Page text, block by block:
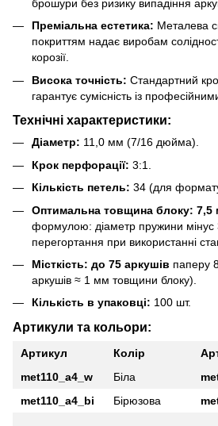
брошури без ризику випадіння
Преміальна естетика: Металева
покриттям надає виробам
корозії.
Висока точність: Стандартний
гарантує сумісність із
Технічні характеристики:
Діаметр: 11,0 мм (7/16 дюйма).
Крок перфорації: 3:1.
Кількість петель: 34 (для
Оптимальна товщина блоку: 7,5
формулою: діаметр пружини мінус
перегортання при використанні
Місткість: до 75 аркушів паперу
аркушів ≈ 1 мм товщини блоку).
Кількість в упаковці: 100 шт.
Артикули та кольори:
Артикул Колір
met110_a4_w
Біла
met110_a4_bi
Бірюзова